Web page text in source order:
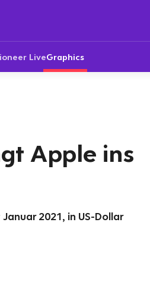
LiveGraphics
Apple ins
2021, in US-Dollar